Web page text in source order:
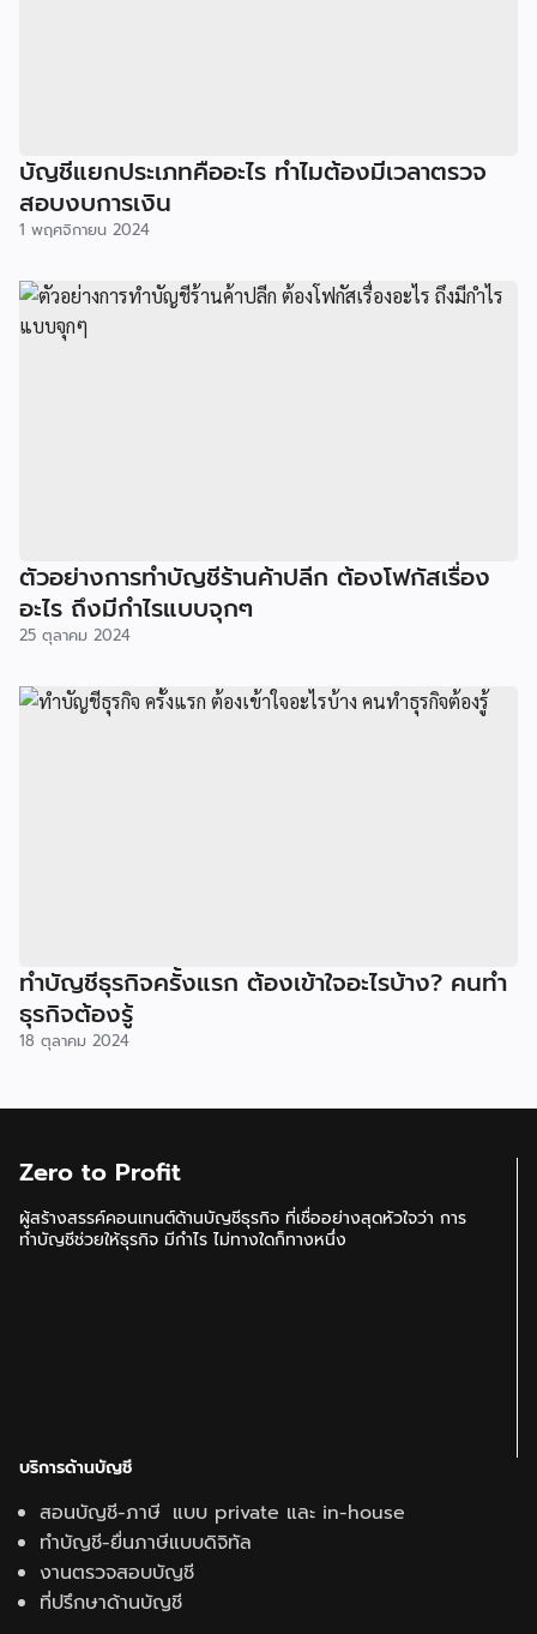
บัญชีแยกประเภทคืออะไร ทำไมต้องมีเวลาตรวจ
สอบงบการเงิน
1 พฤศจิกายน 2024
ตัวอย่างการทำบัญชีร้านค้าปลีก ต้องโฟกัสเรื่อง
อะไร ถึงมีกำไรแบบจุกๆ
25 ตุลาคม 2024
ทำบัญชีธุรกิจครั้งแรก ต้องเข้าใจอะไรบ้าง? คนทำ
ธุรกิจต้องรู้
18 ตุลาคม 2024
Zero to Profit
ผู้สร้างสรรค์คอนเทนต์ด้านบัญชีธุรกิจ ที่เชื่ออย่างสุดหัวใจว่า การ
ทำบัญชีช่วยให้ธุรกิจ มีกำไร ไม่ทางใดก็ทางหนึ่ง
บริการด้านบัญชี
สอนบัญชี-ภาษี แบบ private และ in-house
ทำบัญชี-ยื่นภาษีแบบดิจิทัล
งานตรวจสอบบัญชี
ที่ปรึกษาด้านบัญชี